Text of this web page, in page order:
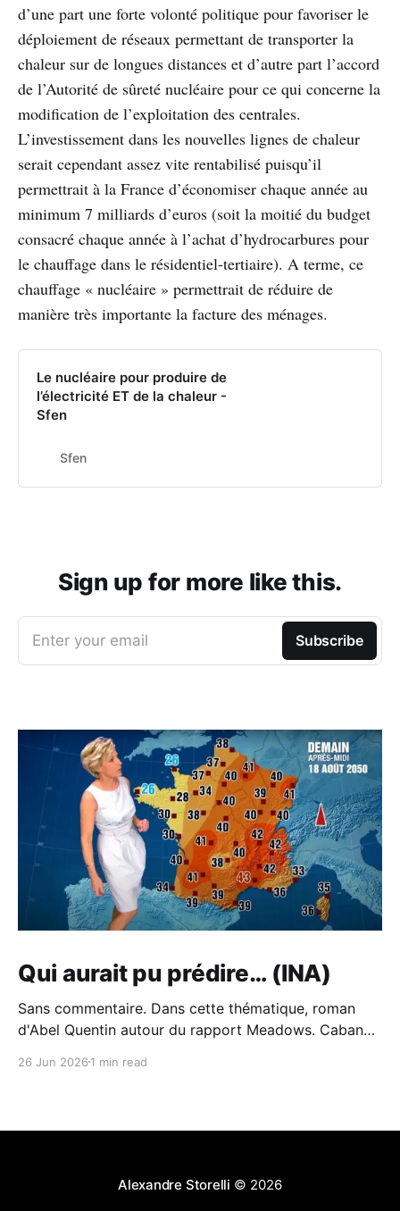
d’une part une forte volonté politique pour favoriser le
déploiement de réseaux permettant de transporter la
chaleur sur de longues distances et d’autre part l’accord
de l’Autorité de sûreté nucléaire pour ce qui concerne la
modification de l’exploitation des centrales.
L’investissement dans les nouvelles lignes de chaleur
serait cependant assez vite rentabilisé puisqu’il
permettrait à la France d’économiser chaque année au
minimum 7 milliards d’euros (soit la moitié du budget
consacré chaque année à l’achat d’hydrocarbures pour
le chauffage dans le résidentiel-tertiaire). A terme, ce
chauffage « nucléaire » permettrait de réduire de
manière très importante la facture des ménages.
Le nucléaire pour produire de
l’électricité ET de la chaleur -
Sfen
Sfen
Sign up for more like this.
Enter your email Subscribe
Qui aurait pu prédire… (INA)
Sans commentaire. Dans cette thématique, roman
d'Abel Quentin autour du rapport Meadows. Cabane -
extraits de Cabane de Abel Quentin. °°° Rentrée
de l'écologie à
26 Jun 2026 1 min read
Alexandre Storelli © 2026